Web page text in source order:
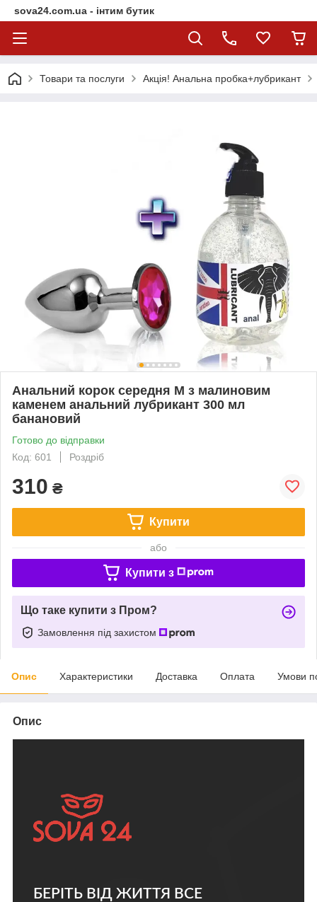
sova24.com.ua - інтим бутик
Товари та послуги Акція! Анальна пробка+лубрикант
Анальний корок середня M з малиновим
каменем анальний лубрикант 300 мл
банановий
Готово до відправки
Код: 601
Роздріб
310 ₴
Купити
або
Купити з
Що таке купити з Пром?
Замовлення під захистом
Опис Характеристики Доставка Оплата Умови
Опис
БЕРІТЬ ВІД ЖИТТЯ ВСЕ